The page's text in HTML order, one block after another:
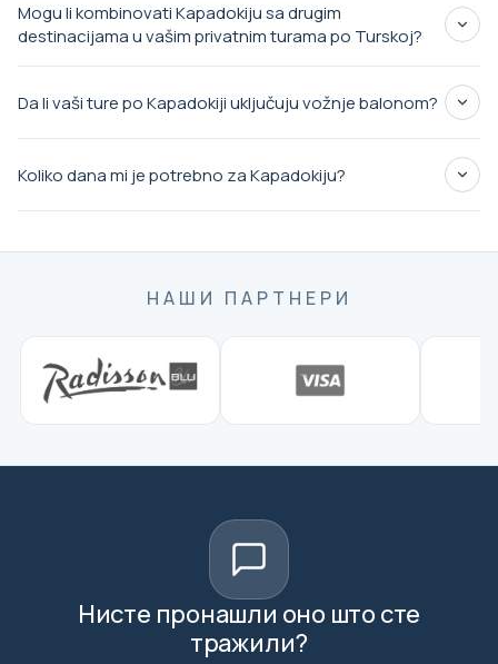
Mogu li kombinovati Kapadokiju sa drugim
destinacijama u vašim privatnim turama po Turskoj?
Da li vaši ture po Kapadokiji uključuju vožnje balonom?
Koliko dana mi je potrebno za Kapadokiju?
privatne ture po Kapadokiji
НАШИ ПАРТНЕРИ
Нисте пронашли оно што сте
тражили?